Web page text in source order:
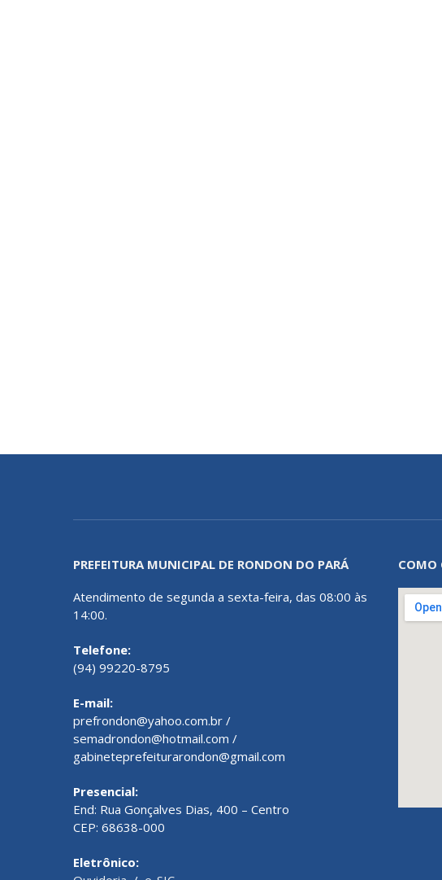
PREFEITURA MUNICIPAL DE RONDON DO PARÁ
Atendimento de segunda a sexta-feira, das 08:00 às
14:00.
Telefone:
(94) 99220-8795
E-mail:
prefrondon@yahoo.com.br /
semadrondon@hotmail.com /
gabineteprefeiturarondon@gmail.com
Presencial:
End: Rua Gonçalves Dias, 400 – Centro
CEP: 68638-000
Eletrônico:
COMO